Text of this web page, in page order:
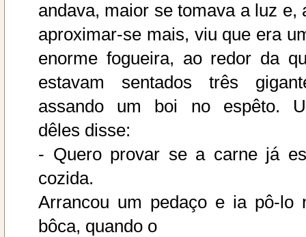
andava, maior se tomava a luz e,
aproximar-se mais, viu que era
enorme fogueira, ao redor da
estavam sentados três
assando um boi no espêto.
dêles disse:
- Quero provar se a carne já
cozida.
Arrancou um pedaço e ia pô-lo
bôca, quando o